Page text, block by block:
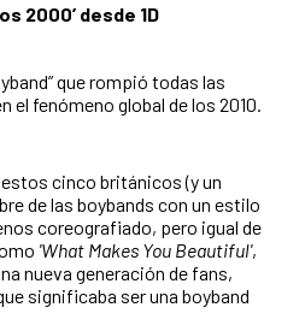
2000’ desde 1D
que rompió todas las
el fenómeno global de los 2010.
estos cinco británicos (y un
de las boybands con un estilo
coreografiado, pero igual de
'What Makes You Beautiful',
nueva generación de fans,
significaba ser una boyband